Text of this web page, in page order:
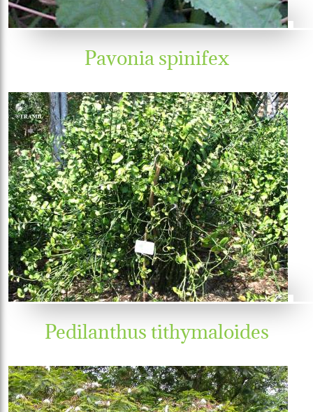
Pavonia spinifex
Pedilanthus tithymaloides